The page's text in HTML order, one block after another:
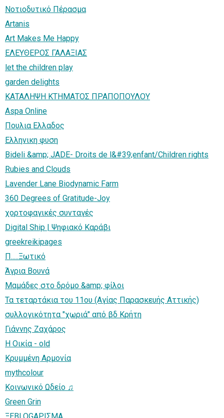
Νοτιοδυτικό Πέρασμα
Artanis
Art Makes Me Happy
ΕΛΕΥΘΕΡΟΣ ΓΑΛΑΞΙΑΣ
let the children play
garden delights
ΚΑΤΑΛΗΨΗ ΚΤΗΜΑΤΟΣ ΠΡΑΠΟΠΟΥΛΟΥ
Aspa Online
Πουλια Ελλαδος
Ελληνικη φυση
Bideli &amp; JADE- Droits de l&#39;enfant/Children rights
Rubies and Clouds
Lavender Lane Biodynamic Farm
360 Degrees of Gratitude-Joy
χορτοφαγικές συνταγές
Digital Ship | Ψηφιακό Καράβι
greekreikipages
Π.....Ξωτικό
Άγρια Βουνά
Μαμάδες στο δρόμο &amp; φίλοι
Τα τεταρτάκια του 11ου (Αγίας Παρασκευής Αττικής)
συλλογικότητα "χωριά" από βδ Κρήτη
Γιάννης Ζαχάρος
H Οικία - old
Κρυμμένη Αρμονία
mythcolour
Κοινωνικό Ωδείο ♫
Green Grin
ΞΕBLOGΑΡΙΣΜΑ